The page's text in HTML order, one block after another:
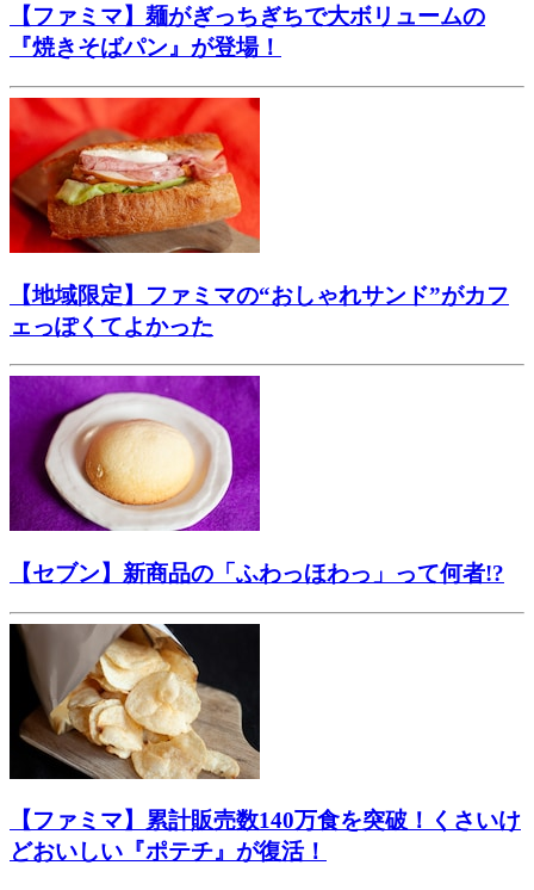
【ファミマ】麺がぎっちぎちで大ボリュームの
『焼きそばパン』が登場！
【地域限定】ファミマの“おしゃれサンド”がカフ
ェっぽくてよかった
【セブン】新商品の「ふわっほわっ」って何者!?
【ファミマ】累計販売数140万食を突破！くさいけ
どおいしい『ポテチ』が復活！